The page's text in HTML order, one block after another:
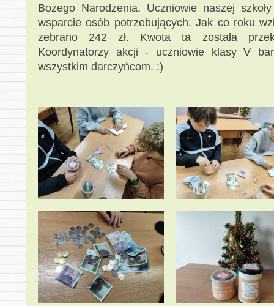
Bożego Narodzenia. Uczniowie naszej
wsparcie osób potrzebujących. Jak co roku
zebrano 242 zł. Kwota ta została
Koordynatorzy akcji - uczniowie klasy V
wszystkim darczyńcom. :)